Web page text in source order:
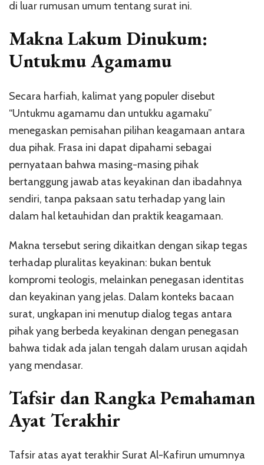
di luar rumusan umum tentang surat ini.
Makna Lakum Dinukum:
Untukmu Agamamu
Secara harfiah, kalimat yang populer disebut
“Untukmu agamamu dan untukku agamaku”
menegaskan pemisahan pilihan keagamaan antara
dua pihak. Frasa ini dapat dipahami sebagai
pernyataan bahwa masing-masing pihak
bertanggung jawab atas keyakinan dan ibadahnya
sendiri, tanpa paksaan satu terhadap yang lain
dalam hal ketauhidan dan praktik keagamaan.
Makna tersebut sering dikaitkan dengan sikap tegas
terhadap pluralitas keyakinan: bukan bentuk
kompromi teologis, melainkan penegasan identitas
dan keyakinan yang jelas. Dalam konteks bacaan
surat, ungkapan ini menutup dialog tegas antara
pihak yang berbeda keyakinan dengan penegasan
bahwa tidak ada jalan tengah dalam urusan aqidah
yang mendasar.
Tafsir dan Rangka Pemahaman
Ayat Terakhir
Tafsir atas ayat terakhir Surat Al-Kafirun umumnya